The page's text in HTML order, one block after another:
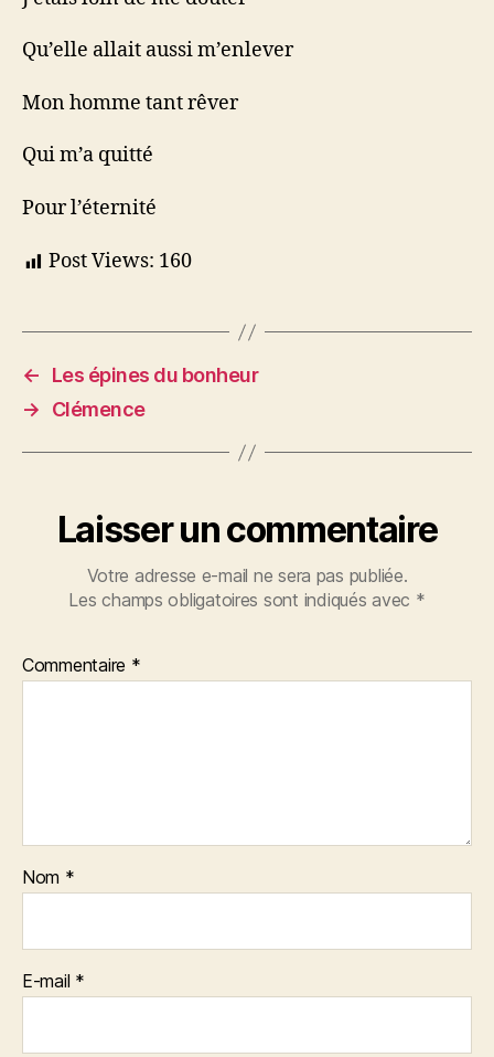
Qu’elle allait aussi m’enlever
Mon homme tant rêver
Qui m’a quitté
Pour l’éternité
Post Views: 160
←
Les épines du bonheur
→
Clémence
Laisser un commentaire
Votre adresse e-mail ne sera pas publiée.
Les champs obligatoires sont indiqués avec *
Commentaire *
Nom *
E-mail *